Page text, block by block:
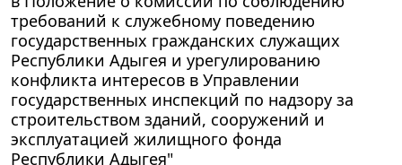
требований к служебному поведению
государственных гражданских служащих
Республики Адыгея и урегулированию
конфликта интересов в Управлении
государственных инспекций по надзору за
строительством зданий, сооружений и
эксплуатацией жилищного фонда
Республики Адыгея"